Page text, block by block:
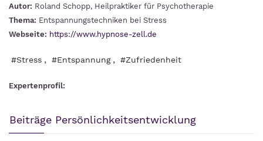
Autor: Roland Schopp, Heilpraktiker für Psychotherapie
Thema: Entspannungstechniken bei Stress
Webseite: https://www.hypnose-zell.de
#Stress , #Entspannung , #Zufriedenheit
Expertenprofil:
Beiträge Persönlichkeitsentwicklung